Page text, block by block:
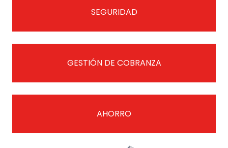
SEGURIDAD
GESTIÓN DE COBRANZA
AHORRO